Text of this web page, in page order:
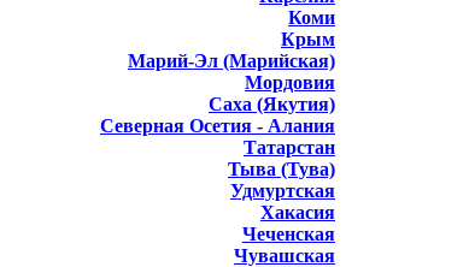
Коми
Крым
Марий-Эл (Марийская)
Мордовия
Саха (Якутия)
Северная Осетия - Алания
Татарстан
Тыва (Тува)
Удмуртская
Хакасия
Чеченская
Чувашская